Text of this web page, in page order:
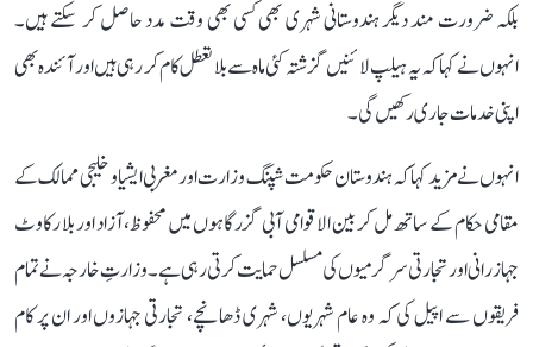
بلکہ ضرورت مند دیگر ہندوستانی شہری بھی کسی بھی وقت مدد حاصل کر سکتے ہیں۔
انہوں نے کہا کہ یہ ہیلپ لائنیں گزشتہ کئی ماہ سے بلا تعطل کام کر رہی ہیں اور آئندہ بھی
اپنی خدمات جاری رکھیں گی۔
انہوں نے مزید کہا کہ ہندوستان حکومت شپنگ وزارت اور مغربی ایشیا و خلیجی ممالک کے
مقامی حکام کے ساتھ مل کر بین الاقوامی آبی گزرگاہوں میں محفوظ، آزاد اور بلا رکاوٹ
جہاز رانی اور تجارتی سرگرمیوں کی مسلسل حمایت کرتی رہی ہے۔ وزارتِ خارجہ نے تمام
فریقوں سے اپیل کی کہ وہ عام شہریوں، شہری ڈھانچے، تجارتی جہازوں اور ان پر کام